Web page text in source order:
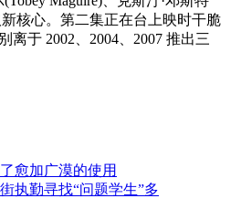
核心。第二集正在台上映时干脆
离于 2002、2004、2007 推出三
愈加广漠的使用
执勤寻找“问题学生”多